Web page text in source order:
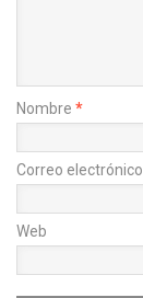
Nombre *
Correo electrónico
Web